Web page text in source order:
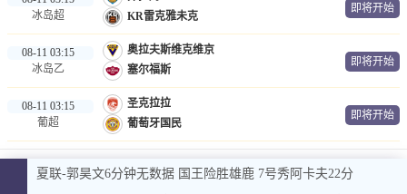
冰岛超
KR雷克雅未克
即将开始
08-11 03:15
冰岛乙
奥拉夫斯维克维京
塞尔福斯
即将开始
08-11 03:15
葡超
圣克拉拉
葡萄牙国民
即将开始
夏联-郭昊文6分钟无数据 国王险胜雄鹿 7号秀阿卡夫22分